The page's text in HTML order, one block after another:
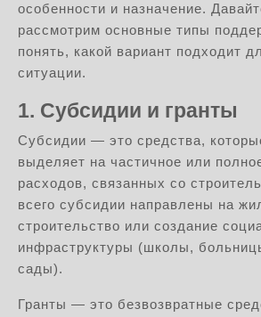
особенности и назначение.
рассмотрим основные типы
понять, какой вариант подходит
ситуации.
1. Субсидии и гранты
Субсидии — это средства,
выделяет на частичное или
расходов, связанных со
всего субсидии направлены на
строительство или создание
инфраструктуры (школы,
сады).
Гранты — это безвозвратные